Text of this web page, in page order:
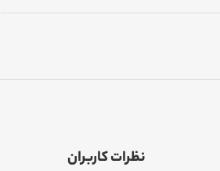
نظرات کاربران